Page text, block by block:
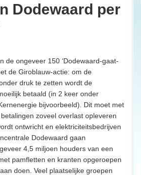
Dodewaard per
de ongeveer 150 ‘Dodewaard-gaat-
de Giroblauw-actie: om de
druk te zetten wordt de
betaald (in 2 keer onder
bijvoorbeeld). Dit moet met
zoveel overlast opleveren
ontwricht en elektriciteitsbedrijven
Dodewaard gaan
4,5 miljoen houders van een
pamfletten en kranten opgeroepen
doen. Veel plaatselijke groepen